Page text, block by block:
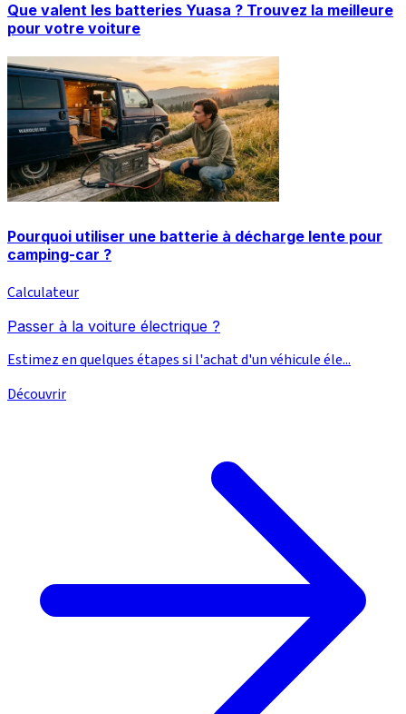
Que valent les batteries Yuasa ? Trouvez la meilleure
pour votre voiture
Pourquoi utiliser une batterie à décharge lente pour
camping-car ?
Calculateur
Passer à la voiture électrique ?
Estimez en quelques étapes si l'achat d'un véhicule éle...
Découvrir